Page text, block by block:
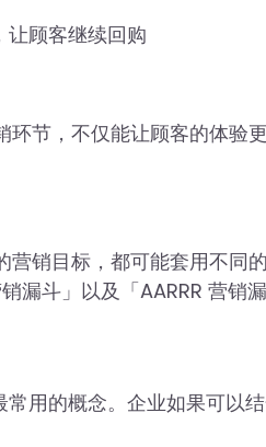
顾客继续回购
环节，不仅能让顾客的体验
销目标，都可能套用不同
漏斗」以及「AARRR 营销漏
用的概念。企业如果可以